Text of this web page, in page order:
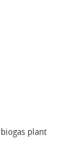
plant